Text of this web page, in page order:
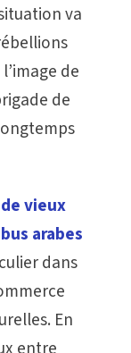
va
de
de
vieux
arabes
dans
En